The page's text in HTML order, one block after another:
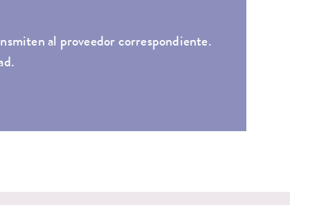
al proveedor correspondiente.